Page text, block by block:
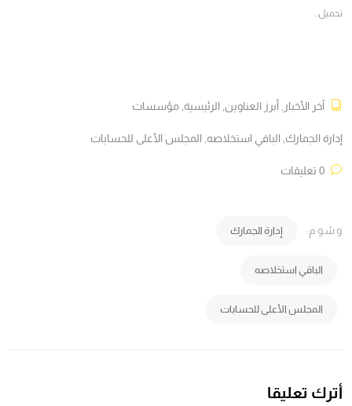
تحميل...
آخر الأخبار أبرز العناوين الرئيسية مؤسسات
إدارة الجمارك الباقي استخلاصه المجلس الأعلى للحسابات
وسُوم: إدارة الجمارك
الباقي استخلاصه
المجلس الأعلى للحسابات
أترك تعليقا